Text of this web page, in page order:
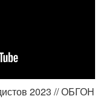
2023 // ОБГОН